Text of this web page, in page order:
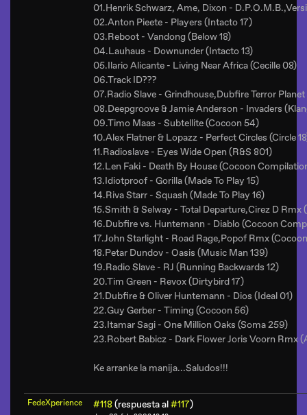
01.Henrik Schwarz, Ame, Dixon -
02.Anton Pieete - Players (Intacto 17)
03.Reboot - Vandong (Below 18)
04.Lauhaus - Downunder (Intacto 13)
05.Ilario Alicante - Living Near Africa (Cecille 08)
06.Track ID???
07.Radio Slave - Grindhouse,Dubfire Terror
08.Deepgroove & Jamie Anderson - Invaders
09.Timo Maas - Subtellite (Cocoon 54)
10.Alex Flatner & Lopazz - Perfect Circles (Circle
11.Radioslave - Eyes Wide Open (R&S 801)
12.Len Faki - Death By House (Cocoon
13.Idiotproof - Gorilla (Made To Play 15)
14.Riva Starr - Squash (Made To Play 16)
15.Smith & Selway - Total Departure,Cirez D Rmx
16.Dubfire vs. Huntemann - Diablo (Cocoon
17.John Starlight - Road Rage,Popof Rmx
18.Petar Dundov - Oasis (Music Man 139)
19.Radio Slave - RJ (Running Backwards 12)
20.Tim Green - Revox (Dirtybird 17)
21.Dubfire & Oliver Huntemann - Dios (Ideal 01)
22.Guy Gerber - Timing (Cocoon 56)
23.Itamar Sagi - One Million Oaks (Soma 259)
23.Robert Babicz - Dark Flower Joris Voorn Rmx
Ke arranke la manija...Saludos!!!
FedeXperience #118(respuesta al#117)